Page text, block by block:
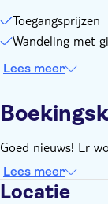
Toegangsprijzen
Wandeling met
Lees meer
Goed nieuws! Er
Lees meer
Locatie